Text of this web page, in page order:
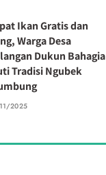
Ikan Gratis dan
Warga Desa
Dukun Bahagia
Tradisi Ngubek
2025